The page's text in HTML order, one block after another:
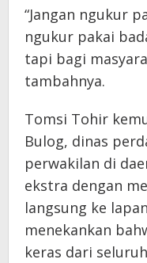
“Jangan ngukur
ngukur pakai
tapi bagi
tambahnya.
​Tomsi Tohir
Bulog, dinas
perwakilan di
ekstra dengan
langsung ke
menekankan
keras dari